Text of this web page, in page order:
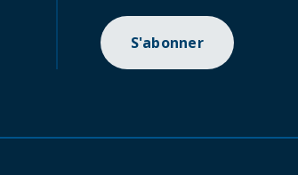
S'abonner